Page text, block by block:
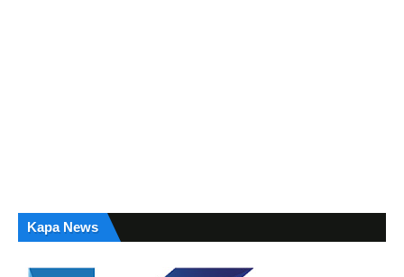
Kapa News